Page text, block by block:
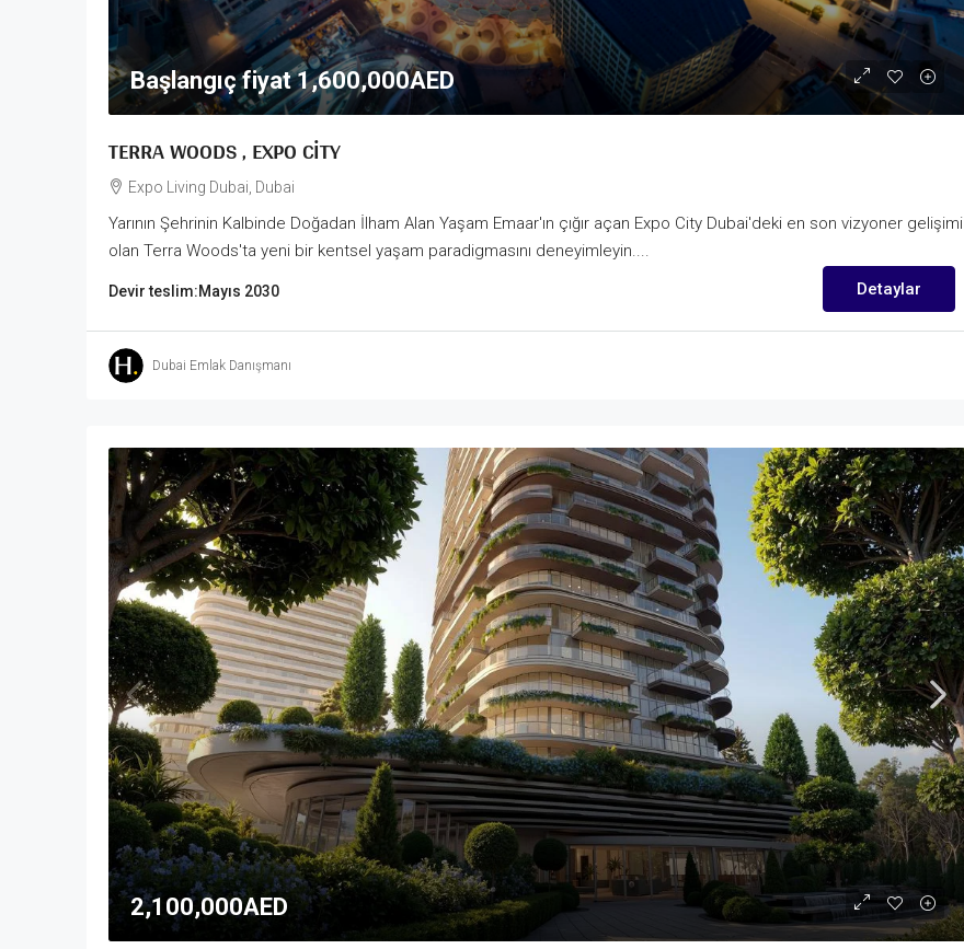
Başlangıç fiyat1,600,000AED
TERRA WOODS , EXPO CITY
Expo Living Dubai, Dubai
Yarının Şehrinin Kalbinde Doğadan İlham Alan Yaşam Emaar'ın çığır açan Expo City Dubai'deki en son vizyoner gelişimi
olan Terra Woods'ta yeni bir kentsel yaşam paradigmasını deneyimleyin....
Devir teslim:Mayıs 2030 Detaylar
Dubai Emlak Danışmanı
2,100,000AED